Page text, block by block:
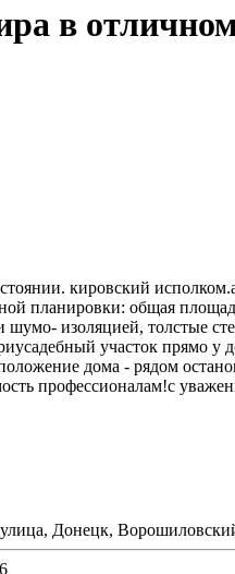
в
кировский
планировки: общая
шумо- изоляцией, толстые
участок прямо
дома - рядом
профессионалам!с
Донецк,